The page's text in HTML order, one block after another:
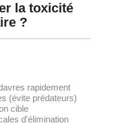
la toxicité
?
rapidement
(évite prédateurs)
cible
d'élimination